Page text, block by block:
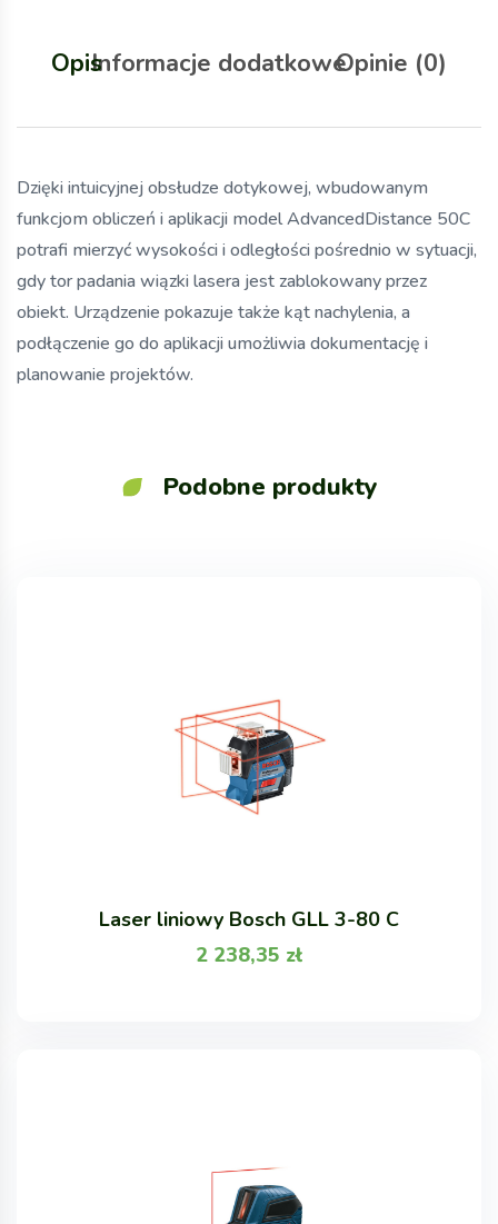
OpisInformacje dodatkoweOpinie (0)
Dzięki intuicyjnej obsłudze dotykowej, wbudowanym
funkcjom obliczeń i aplikacji model AdvancedDistance 50C
potrafi mierzyć wysokości i odległości pośrednio w sytuacji,
gdy tor padania wiązki lasera jest zablokowany przez
obiekt. Urządzenie pokazuje także kąt nachylenia, a
podłączenie go do aplikacji umożliwia dokumentację i
planowanie projektów.
Podobne produkty
Laser liniowy Bosch GLL 3-80 C
2 238,35 zł